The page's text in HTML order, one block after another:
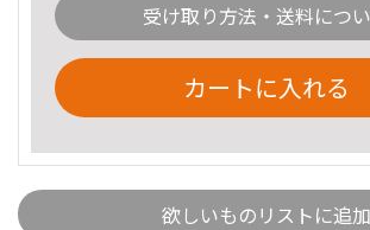
受け取り方法・送料につ
カートに入れる
欲しいものリストに追加